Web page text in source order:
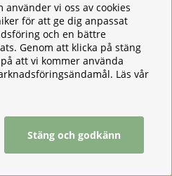
vi oss av cookies
för att ge dig anpassat
och en bättre
Genom att klicka på stäng
att vi kommer använda
Läs vår
Stäng och godkänn